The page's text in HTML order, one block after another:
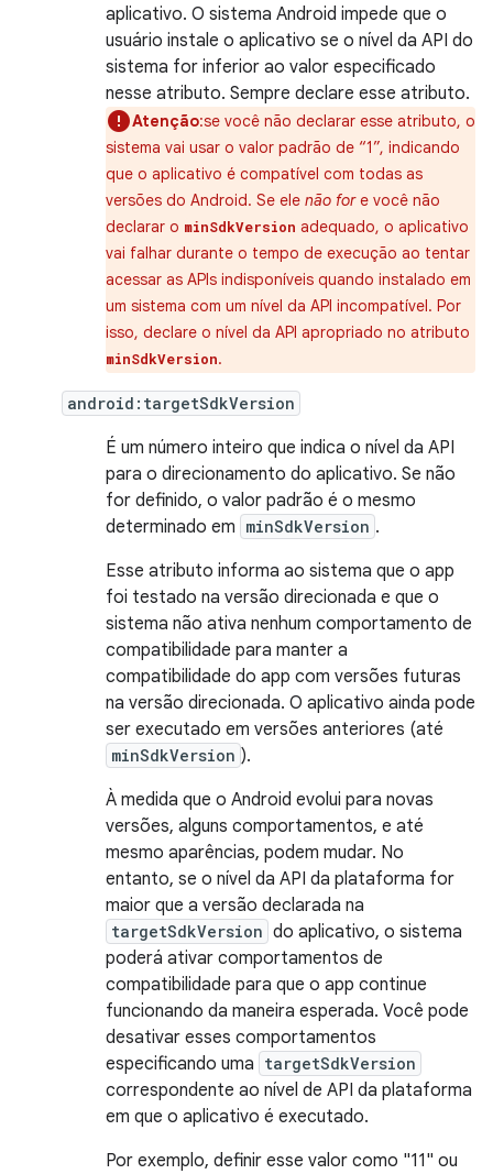
aplicativo. O sistema Android impede que o
usuário instale o aplicativo se o nível da API do
sistema for inferior ao valor especificado
nesse atributo. Sempre declare esse atributo.
Atenção:se você não declarar esse atributo, o
sistema vai usar o valor padrão de “1”, indicando
que o aplicativo é compatível com todas as
versões do Android. Se ele não fore você não
declarar o minSdkVersion adequado, o aplicativo
vai falhar durante o tempo de execução ao tentar
acessar as APIs indisponíveis quando instalado em
um sistema com um nível da API incompatível. Por
isso, declare o nível da API apropriado no atributo
minSdkVersion.
android:targetSdkVersion
É um número inteiro que indica o nível da API
para o direcionamento do aplicativo. Se não
for definido, o valor padrão é o mesmo
determinado em minSdkVersion .
Esse atributo informa ao sistema que o app
foi testado na versão direcionada e que o
sistema não ativa nenhum comportamento de
compatibilidade para manter a
compatibilidade do app com versões futuras
na versão direcionada. O aplicativo ainda pode
ser executado em versões anteriores (até
minSdkVersion ).
À medida que o Android evolui para novas
versões, alguns comportamentos, e até
mesmo aparências, podem mudar. No
entanto, se o nível da API da plataforma for
maior que a versão declarada na
targetSdkVersion do aplicativo, o sistema
poderá ativar comportamentos de
compatibilidade para que o app continue
funcionando da maneira esperada. Você pode
desativar esses comportamentos
especificando uma targetSdkVersion
correspondente ao nível de API da plataforma
em que o aplicativo é executado.
Por exemplo, definir esse valor como "11" ou